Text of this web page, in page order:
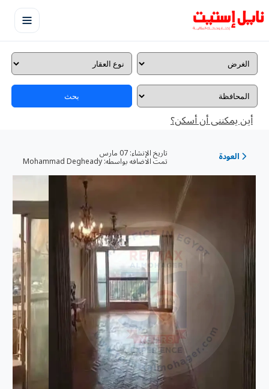
بحث
أين يمكننى أن أسكن؟
العودة تاريخ الإنشاء:
تمت الاضافه بواسطه: Mohammad Degheady